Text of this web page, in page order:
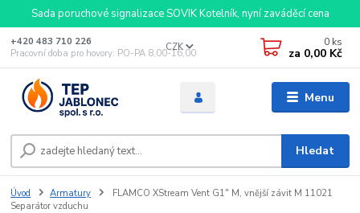
Sada poruchové signalizace SOVIK Kotelník, nyní zaváděcí cena
Menu
CZK
Hledat
+420 483 710 226
Pracovní doba pro hovory: PO-PA 8,00-16,00
0 ks
za 0,00 Kč
Úvod Armatury
FLAMCO XStream Vent G1" M, vnější závit M 11021
Separátor vzduchu